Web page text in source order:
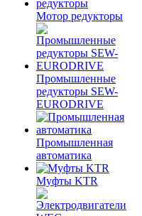
Мотор редукторы
Промышленные
редукторы SEW-
EURODRIVE
Промышленная
автоматика
Муфты KTR